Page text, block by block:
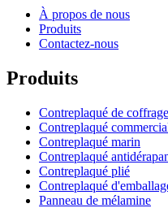
À propos de nous
Produits
Contactez-nous
Produits
Contreplaqué de coffrage
Contreplaqué
Contreplaqué marin
Contreplaqué
Contreplaqué plié
Contreplaqué
Panneau de mélamine